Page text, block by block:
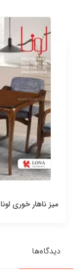
میز ناهار خوری لونا T_148
دیدگاه‌ها